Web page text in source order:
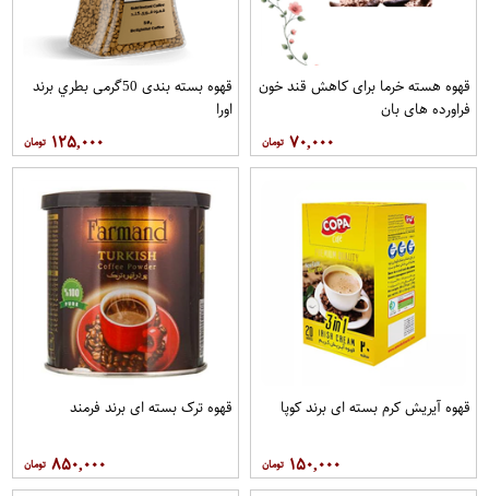
قهوه هسته خرما برای کاهش قند خون
فراورده های بان
۷۰,۰۰۰
قهوه بسته بندی 50گرمی بطري برند
اورا
۱۲۵,۰۰۰
قهوه آيريش کرم بسته ای برند کوپا
۱۵۰,۰۰۰
قهوه ترک بسته ای برند فرمند
۸۵۰,۰۰۰